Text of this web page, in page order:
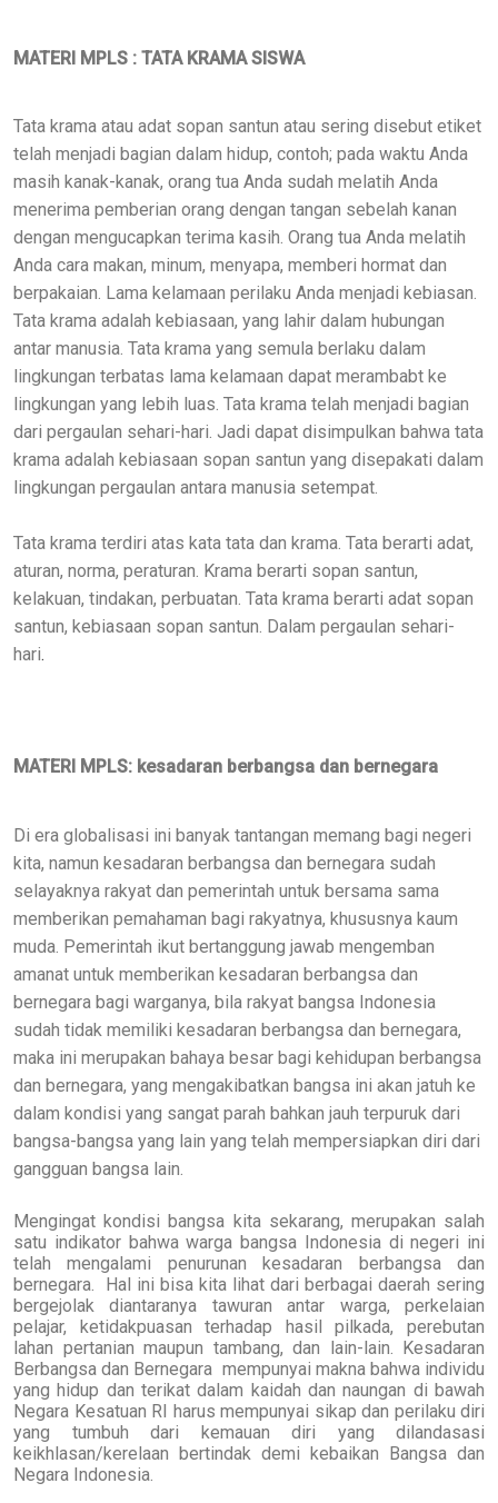
MATERI MPLS : TATA KRAMA SISWA
Tata krama atau adat sopan santun atau sering disebut etiket
telah menjadi bagian dalam hidup, contoh; pada waktu Anda
masih kanak-kanak, orang tua Anda sudah melatih Anda
menerima pemberian orang dengan tangan sebelah kanan
dengan mengucapkan terima kasih. Orang tua Anda melatih
Anda cara makan, minum, menyapa, memberi hormat dan
berpakaian. Lama kelamaan perilaku Anda menjadi kebiasan.
Tata krama adalah kebiasaan, yang lahir dalam hubungan
antar manusia. Tata krama yang semula berlaku dalam
lingkungan terbatas lama kelamaan dapat merambabt ke
lingkungan yang lebih luas. Tata krama telah menjadi bagian
dari pergaulan sehari-hari. Jadi dapat disimpulkan bahwa tata
krama adalah kebiasaan sopan santun yang disepakati dalam
lingkungan pergaulan antara manusia setempat.
Tata krama terdiri atas kata tata dan krama. Tata berarti adat,
aturan, norma, peraturan. Krama berarti sopan santun,
kelakuan, tindakan, perbuatan. Tata krama berarti adat sopan
santun, kebiasaan sopan santun. Dalam pergaulan sehari-
hari.
MATERI MPLS: kesadaran berbangsa dan bernegara
Di era globalisasi ini banyak tantangan memang bagi negeri
kita, namun kesadaran berbangsa dan bernegara sudah
selayaknya rakyat dan pemerintah untuk bersama sama
memberikan pemahaman bagi rakyatnya, khususnya kaum
muda. Pemerintah ikut bertanggung jawab mengemban
amanat untuk memberikan kesadaran berbangsa dan
bernegara bagi warganya, bila rakyat bangsa Indonesia
sudah tidak memiliki kesadaran berbangsa dan bernegara,
maka ini merupakan bahaya besar bagi kehidupan berbangsa
dan bernegara, yang mengakibatkan bangsa ini akan jatuh ke
dalam kondisi yang sangat parah bahkan jauh terpuruk dari
bangsa-bangsa yang lain yang telah mempersiapkan diri dari
gangguan bangsa lain.
Mengingat kondisi bangsa kita sekarang, merupakan salah
satu indikator bahwa warga bangsa Indonesia di negeri ini
telah mengalami penurunan kesadaran berbangsa dan
bernegara. Hal ini bisa kita lihat dari berbagai daerah sering
bergejolak diantaranya tawuran antar warga, perkelaian
pelajar, ketidakpuasan terhadap hasil pilkada, perebutan
lahan pertanian maupun tambang, dan lain-lain. Kesadaran
Berbangsa dan Bernegara mempunyai makna bahwa individu
yang hidup dan terikat dalam kaidah dan naungan di bawah
Negara Kesatuan RI harus mempunyai sikap dan perilaku diri
yang tumbuh dari kemauan diri yang dilandasasi
keikhlasan/kerelaan bertindak demi kebaikan Bangsa dan
Negara Indonesia.